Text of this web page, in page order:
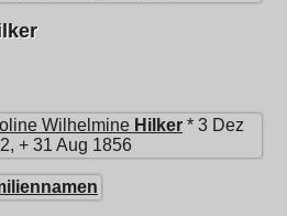
Wilhelmine Hilker * 3 Dez
+ 31 Aug 1856